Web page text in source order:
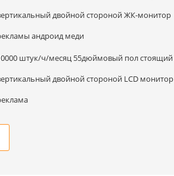
двойной стороной ЖК-монитор
андроид меди
штук/ч/месяц 55дюймовый пол стоящий
двойной стороной LCD монитор